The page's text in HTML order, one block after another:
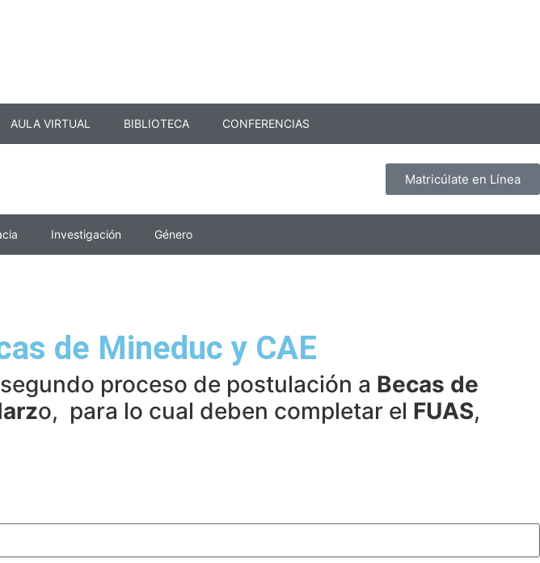
AULA VIRTUAL BIBLIOTECA CONFERENCIAS
Matricúlate en Línea
Investigación Género
de Mineduc y CAE
proceso de postulación a Becas de
o, para lo cual deben completar el FUAS,